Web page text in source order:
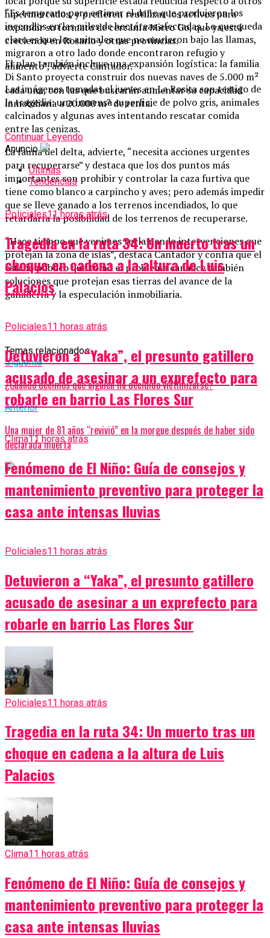
“Es temprano para estimar el daño que produjeron los
incendios en las miles de hectáreas afectadas. Lo que queda
claro es que los animales que no murieron bajo las llamas,
migraron a otro lado donde encontraron refugio y
alimento”, advierte Cantador.
Las imágenes tomadas el jueves en La Rosita son testigo de
la tragedia: una inmensa superficie de polvo gris, animales
calcinados y algunas aves intentando rescatar comida
entre las cenizas.
La fauna del delta, advierte, “necesita acciones urgentes
para recuperarse” y destaca que los dos puntos más
importantes son prohibir y controlar la caza furtiva que
tiene como blanco a carpincho y aves; pero además impedir
que se lleve ganado a los terrenos incendiados, lo que
retardaría la posibilidad de los terrenos de recuperarse.
“Hace tiempo que venimos reclamando intervenciones que
protejan la zona de islas”, destaca Cantador y confía que el
estado público que tomó el problema canalice también
soluciones que protejan esas tierras del avance de la
ganadería y la especulación inmobiliaria.
Temas relacionados:
Siguente
¿Cuándo decimos que alguien ha decidido victimizarse?
Anterior
Una mujer de 81 años “revivió” en la morgue después de haber sido
declarada muerta
hipermercados, y prefieren reutilizar los activos para
expandir su formato de cercanía Micro Go, que ya está
creciendo en Rosario y otras provincias.
El plan también incluye una expansión logística: la familia
Di Santo proyecta construir dos nuevas naves de 5.000 m²
cada una, con las que buscarán aumentar su capacidad
inmobiliaria a 20.000 m² de renta.
Continuar Leyendo
Anuncio
Últimas
Tendencias
Policiales11 horas atrás
Tragedia en la ruta 34: Un muerto tras un
choque en cadena a la altura de Luis
Palacios
Policiales11 horas atrás
Detuvieron a “Yaka”, el presunto gatillero
acusado de asesinar a un exprefecto para
robarle en barrio Las Flores Sur
Clima11 horas atrás
Fenómeno de El Niño: Guía de consejos y
mantenimiento preventivo para proteger la
casa ante intensas lluvias
Policiales11 horas atrás
Detuvieron a “Yaka”, el presunto gatillero
acusado de asesinar a un exprefecto para
robarle en barrio Las Flores Sur
Policiales11 horas atrás
Tragedia en la ruta 34: Un muerto tras un
choque en cadena a la altura de Luis
Palacios
Clima11 horas atrás
Fenómeno de El Niño: Guía de consejos y
mantenimiento preventivo para proteger la
casa ante intensas lluvias